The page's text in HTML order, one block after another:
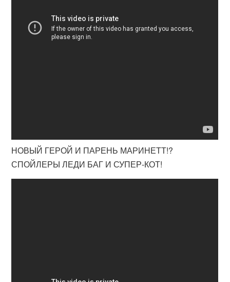
НОВЫЙ ГЕРОЙ И ПАРЕНЬ МАРИНЕТТ!?
СПОЙЛЕРЫ ЛЕДИ БАГ И СУПЕР-КОТ!